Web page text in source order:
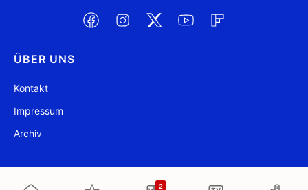
2
ÜBER UNS
Kontakt
Impressum
Archiv
@ FussballTransfers.com 2009-2026